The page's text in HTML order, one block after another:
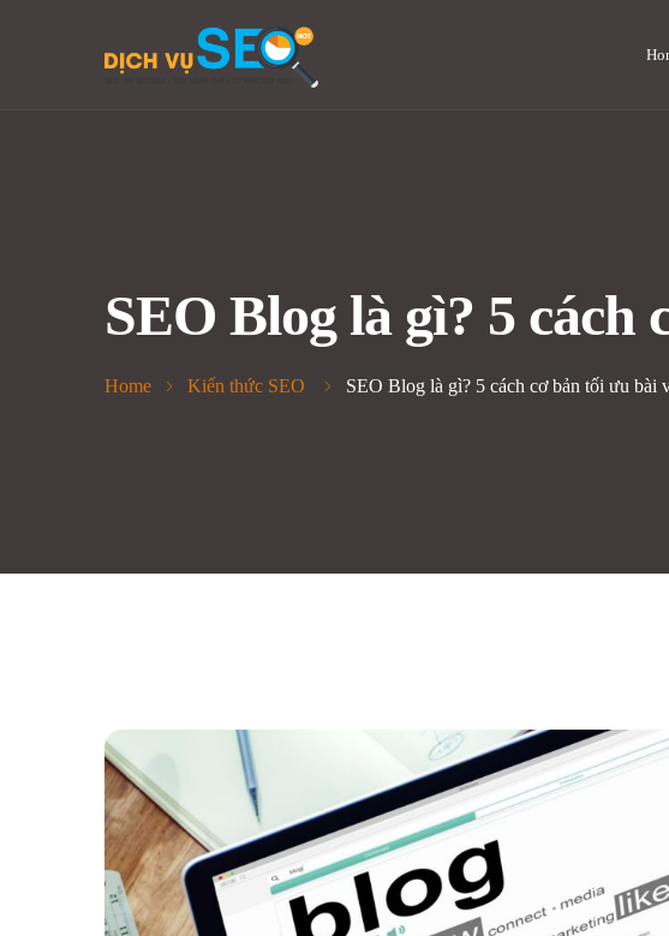
SEO Blog là gì? 5
Home Kiến thức SEO SEO Blog là gì? 5 cách cơ bản tối ưu bài